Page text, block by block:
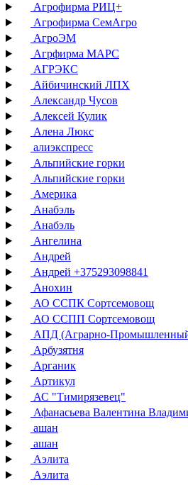
Агрофирма РИЦ+
Агрофирма СемАгро
АгроЭМ
Агрфирма МАРС
АГРЭКС
Айбичинский ЛПХ
Александр Чусов
Алексей Кулик
Алена Люкс
алиэкспресс
Альпийские горки
Альпийские горки
Америка
Анабэль
Анабэль
Ангелина
Андрей
Андрей +375293098841
Анохин
АО ССПК Сортсемовощ
АО ССПП Сортсемовощ
АПД (Аграрно-
Арбузятня
Арганик
Артикул
АС "Тимирязевец"
Афанасьева Валентина
ашан
ашан
Аэлита
Аэлита